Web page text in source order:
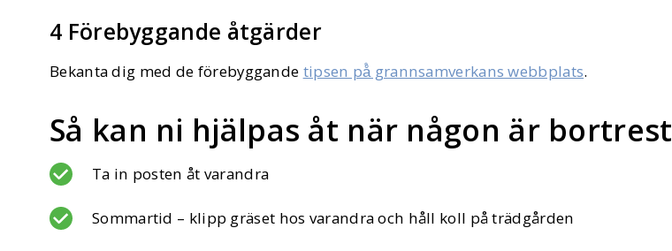
4 Förebyggande åtgärder
Bekanta dig med de förebyggande tipsen på̊ grannsamverkans webbplats.
Så kan ni hjälpas åt när någon är bortrest
Ta in posten åt varandra
Sommartid – klipp gräset hos varandra och håll koll på trädgården